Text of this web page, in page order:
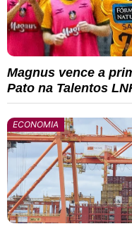
Magnus vence a
Pato na Talentos
ECONOMIA